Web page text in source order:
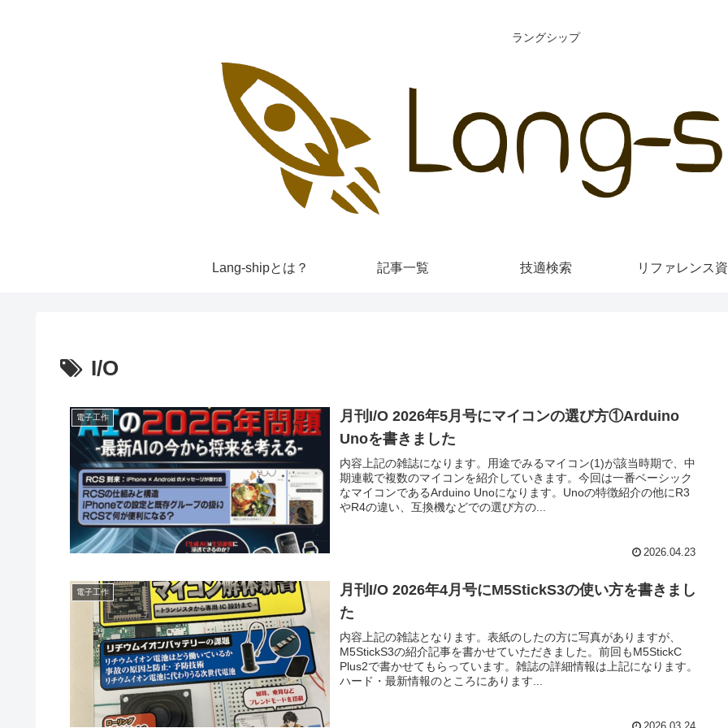
ラングシップ
Lang-shipとは？ 記事一覧 技適検索 リファレンス
I/O
電子工作
月刊I/O 2026年5月号にマイコンの選び方①Arduino
Unoを書きました
内容上記の雑誌になります。用途でみるマイコン(1)が該当時期で、中
期連載で複数のマイコンを紹介していきます。今回は一番ベーシック
なマイコンであるArduino Unoになります。Unoの特徴紹介の他にR3
やR4の違い、互換機などでの選び方の...
2026.04.23
電子工作
月刊I/O 2026年4月号にM5StickS3の使い方を書きまし
た
内容上記の雑誌となります。表紙のしたの方に写真がありますが、
M5StickS3の紹介記事を書かせていただきました。前回もM5StickC
Plus2で書かせてもらっています。雑誌の詳細情報は上記になります。
ハード・最新情報のところにあります...